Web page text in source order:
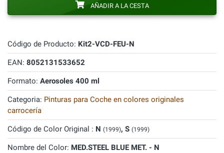
Código de Producto: Kit2-VCD-FEU-N
EAN: 8052131533652
Formato: Aerosoles 400 ml
Categoria: Pinturas para Coche en colores originales
carrocería
Código de Color Original : N (1999), S (1999)
Nombre del Color: MED.STEEL BLUE MET. - N
AÑADIR A LA CESTA